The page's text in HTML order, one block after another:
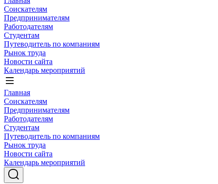
Соискателям
Предпринимателям
Работодателям
Студентам
Путеводитель по компаниям
Рынок труда
Новости сайта
Календарь мероприятий
Главная
Соискателям
Предпринимателям
Работодателям
Студентам
Путеводитель по компаниям
Рынок труда
Новости сайта
Календарь мероприятий